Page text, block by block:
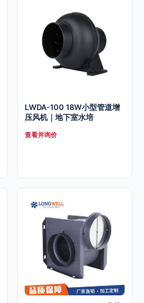
LWDA-100 18W小型管道增
压风机｜地下室水培
查看并询价